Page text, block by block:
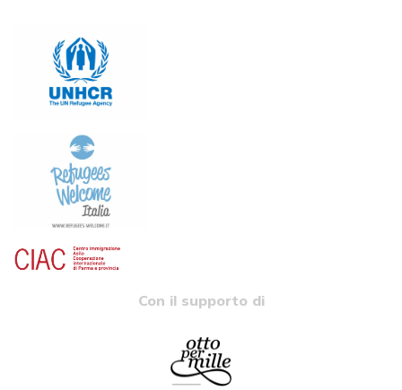
Con il supporto di